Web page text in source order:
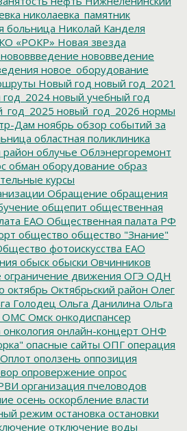
николаевка_памятник
больница Николай Канделя
«РОКР» Новая звезда
нововвведение нововведение
новое_оборудование
Новый год новый год_2021
новый учебный год
новый_год_2026 нормы
Дам ноябрь обзор событий за
областная поликлиника
район облучье Облэнергоремонт
обман оборудование образ
курсы
Обращение обращения
общепит общественная
ЕАО Общественная палата РФ
общество общество "Знание"
фотоискусства ЕАО
обыск обыски Овчинников
ограничение движения ОГЭ ОДН
октябрь Октябрьский район Олег
Голодец Ольга Данилина Ольга
ОМС Омск онкодиспансер
онкология онлайн-концерт ОНФ
опасные сайты ОПГ операция
Оплот оползень оппозиция
опровержение опрос
организация пчеловодов
осень оскорбление власти
режим остановка остановки
отключение воды